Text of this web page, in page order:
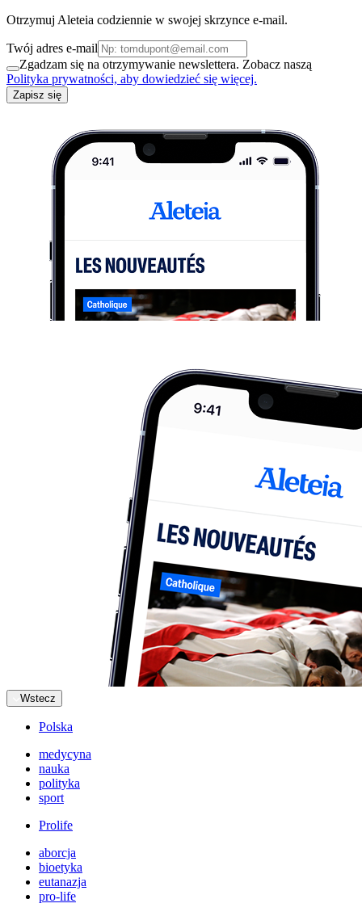
Otrzymuj Aleteia codziennie w swojej skrzynce e-mail.
Twój adres e-mail
Zgadzam się na otrzymywanie newslettera. Zobacz naszą
Polityka prywatności, aby dowiedzieć się więcej.
Zapisz się
Wstecz
Polska
medycyna
nauka
polityka
sport
Prolife
aborcja
bioetyka
eutanazja
pro-life